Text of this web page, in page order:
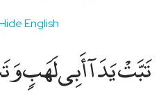
English
تَبَّتْ يَدَآ أَبِى لَهَبٍۢ